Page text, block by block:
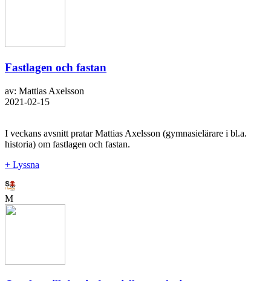
Fastlagen och fastan
av: Mattias Axelsson
2021-02-15
I veckans avsnitt pratar Mattias Axelsson (gymnasielärare i bl.a.
historia) om fastlagen och fastan.
+ Lyssna
M